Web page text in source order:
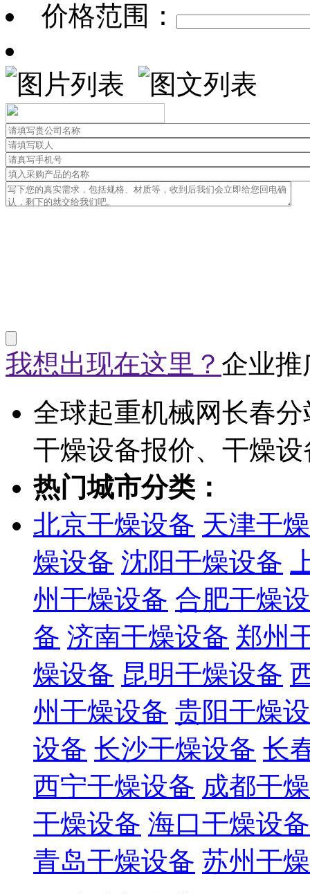
价格范围：
我想出现在这里？ 企业推
全球起重机械网长春
干燥设备报价、干燥
热门城市分类：
北京干燥设备 天津干
燥设备 沈阳干燥设备
州干燥设备 合肥干燥
备 济南干燥设备 郑州
燥设备 昆明干燥设备
州干燥设备 贵阳干燥
设备 长沙干燥设备 长
西宁干燥设备 成都干
干燥设备 海口干燥设备
青岛干燥设备 苏州干